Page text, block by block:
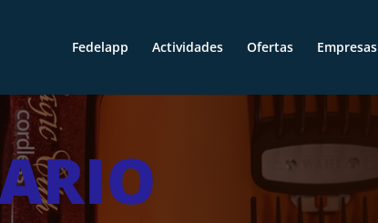
Fedelapp Actividades Ofertas Empresas